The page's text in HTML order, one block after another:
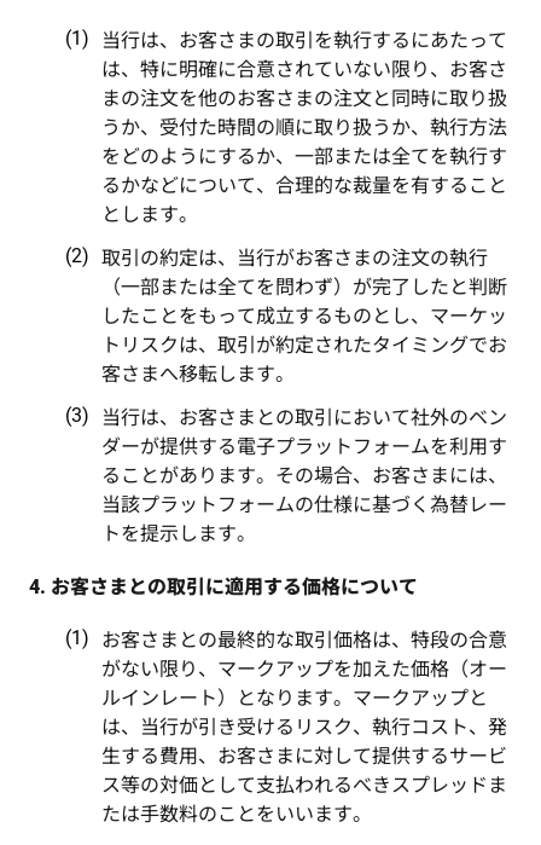
当行は、お客さまの取引を執行するにあたって
は、特に明確に合意されていない限り、お客さ
まの注文を他のお客さまの注文と同時に取り扱
うか、受付た時間の順に取り扱うか、執行方法
をどのようにするか、一部または全てを執行す
るかなどについて、合理的な裁量を有すること
とします。
取引の約定は、当行がお客さまの注文の執行
（一部または全てを問わず）が完了したと判断
したことをもって成立するものとし、マーケッ
トリスクは、取引が約定されたタイミングでお
客さまへ移転します。
当行は、お客さまとの取引において社外のベン
ダーが提供する電子プラットフォームを利用す
ることがあります。その場合、お客さまには、
当該プラットフォームの仕様に基づく為替レー
トを提示します。
4. お客さまとの取引に適用する価格について
お客さまとの最終的な取引価格は、特段の合意
がない限り、マークアップを加えた価格（オー
ルインレート）となります。マークアップと
は、当行が引き受けるリスク、執行コスト、発
生する費用、お客さまに対して提供するサービ
ス等の対価として支払われるべきスプレッドま
たは手数料のことをいいます。